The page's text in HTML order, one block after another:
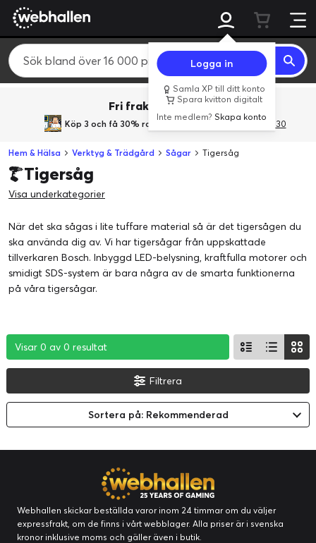
Logga in
Samla XP till ditt konto
Spara kvitton digitalt
Inte medlem?Skapa konto
Fri frakt över 800 kr.
Köp 3 och få 30% rabatt med rabattkoden 3Gives30
Hem & Hälsa Verktyg & Trädgård Sågar Tigersåg
Tigersåg
Visa underkategorier
När det ska sågas i lite tuffare material så är det tigersågen du
ska använda dig av. Vi har tigersågar från uppskattade
tillverkaren Bosch. Inbyggd LED-belysning, kraftfulla motorer och
smidigt SDS-system är bara några av de smarta funktionerna
på våra tigersågar.
Visar 0 av 0 resultat
Visar 0 av 0 resultat
Visar 0 av 0 resultat
Filtrera
Sortera på: Rekommenderad
Webhallen skickar beställda varor inom 24 timmar om du väljer
expressfrakt, om de finns i vårt webblager. Alla priser är i svenska
kronor inklusive moms och gäller även i butik.